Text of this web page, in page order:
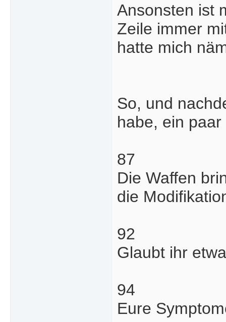
Ansonsten ist
Zeile immer
hatte mich
So, und
habe, ein
87
Die Waffen
die
92
Glaubt ihr
94
Eure